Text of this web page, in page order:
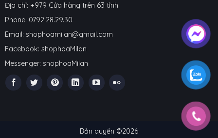
Địa chỉ: +979 Cửa hàng trên 63 tỉnh
Phone: 0792.28.29.30
Email: shophoamilan@gmail.com
Facebook: shophoaMilan
Messenger: shophoaMilan
Bản quyền ©2026